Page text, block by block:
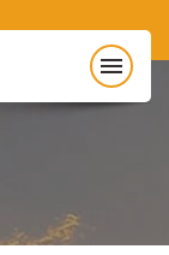
menu
Hakkında